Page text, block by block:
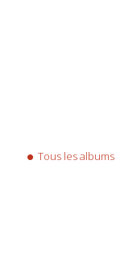
Tous les albums